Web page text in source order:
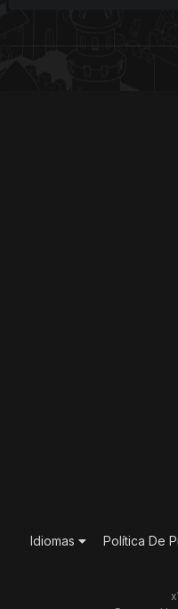
Idiomas Política De